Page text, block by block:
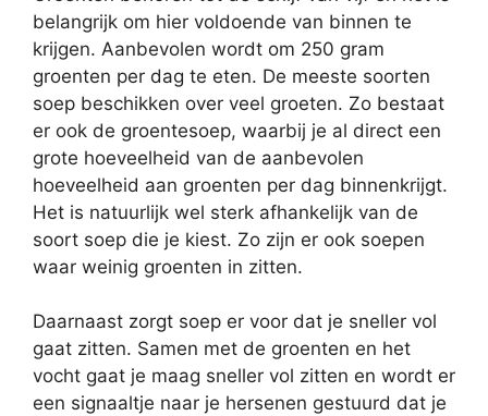
belangrijk om hier voldoende van binnen te
krijgen. Aanbevolen wordt om 250 gram
groenten per dag te eten. De meeste soorten
soep beschikken over veel groeten. Zo bestaat
er ook de groentesoep, waarbij je al direct een
grote hoeveelheid van de aanbevolen
hoeveelheid aan groenten per dag binnenkrijgt.
Het is natuurlijk wel sterk afhankelijk van de
soort soep die je kiest. Zo zijn er ook soepen
waar weinig groenten in zitten.
Daarnaast zorgt soep er voor dat je sneller vol
gaat zitten. Samen met de groenten en het
vocht gaat je maag sneller vol zitten en wordt er
een signaaltje naar je hersenen gestuurd dat je